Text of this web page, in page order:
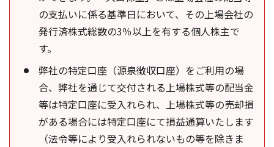
の支払いに係る基準日において、その上場会社の
発行済株式総数の3％以上を有する個人株主で
す。
弊社の特定口座（源泉徴収口座）をご利用の場
合、弊社を通じて交付される上場株式等の配当金
等は特定口座に受入れられ、上場株式等の売却損
がある場合には特定口座にて損益通算いたします
（法令等により受入れられないもの等を除きま